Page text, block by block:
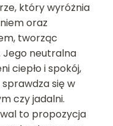
który wyróżnia
oraz
tworząc
neutralna
ciepło i spokój,
się w
czy jadalni.
to propozycja